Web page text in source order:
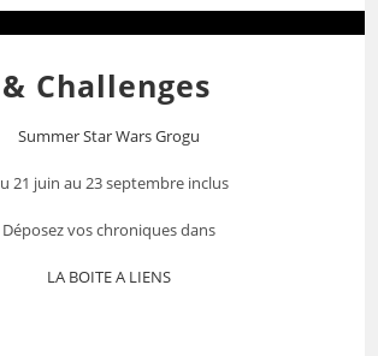
Challenges
Summer Star Wars Grogu
21 juin au 23 septembre inclus
Déposez vos chroniques dans
LA BOITE A LIENS